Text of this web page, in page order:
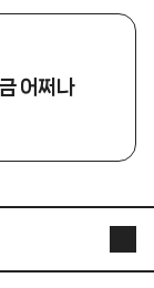
어쩌나